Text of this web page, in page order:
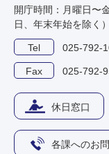
開庁時間：月曜日〜
日、年末年始を除く）
Tel 025-792-
Fax 025-792-
休日窓口
各課へのお